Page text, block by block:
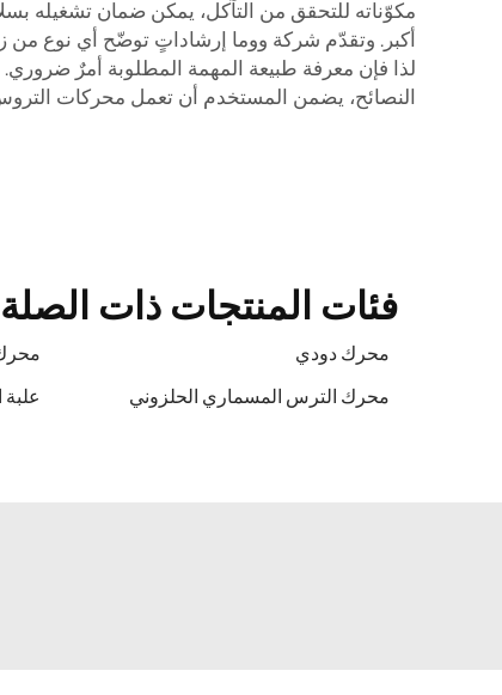
مكوّناته للتحقق من التآكل، يمكن ضمان تشغيله
لذا فإن معرفة طبيعة المهمة المطلوبة أمرٌ
النصائح، يضمن المستخدم أن تعمل محركات
فئات المنتجات ذات الصلة
محرك دودي
محرك الترس المسماري الحلزوني علبة